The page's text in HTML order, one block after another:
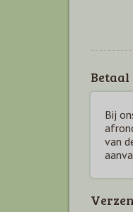
Bij
van